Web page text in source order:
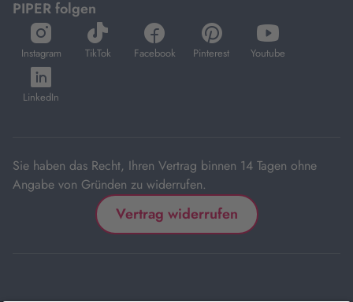
PIPER folgen
Instagram
öffnet
in
neuem
Tab
TikTok
öffnet
in
Facebook
öffnet
in
Pinterest
öffnet
in
Youtube
öffnet
in
LinkedIn
öffnet
in
Sie haben das Recht, Ihren Vertrag binnen 14 Tagen ohne
Angabe von Gründen zu widerrufen.
Vertrag widerrufen